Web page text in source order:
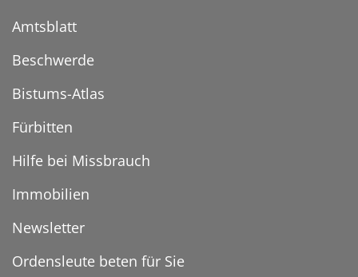
Amtsblatt
Beschwerde
Bistums-Atlas
Fürbitten
Hilfe bei Missbrauch
Immobilien
Newsletter
Ordensleute beten für Sie